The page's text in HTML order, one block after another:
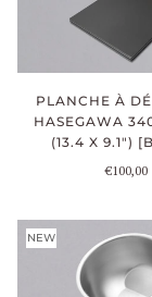
PLANCHE À
HASEGAWA
(13.4 X 9.1")
€100,00
NEW